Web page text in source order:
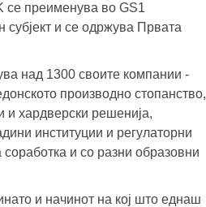
се преименува во GS1
и се одржува Првата
над 1300 своите компании -
производно стопанство,
и хардверски решенија,
институции и регулаторни
и со разни образовни
и начинот на кој што еднаш